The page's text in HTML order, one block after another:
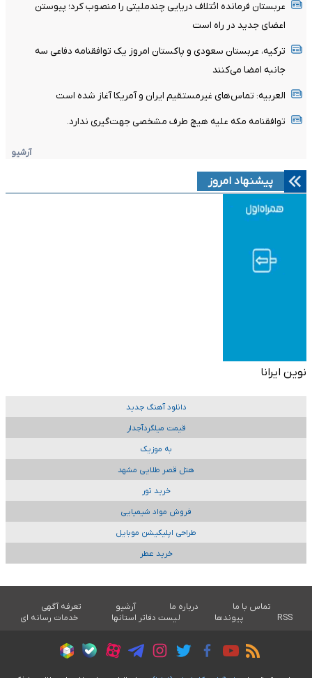
عربستان فرمانده ائتلاف دریایی چندملیتی را منصوب کرد؛ پیوستن
اعضای جدید در راه است
ترکیه، عربستان سعودی و پاکستان امروز یک توافقنامه دفاعی سه
جانبه امضا می‌کنند
العربیه: تماس‌های غیرمستقیم ایران و آمریکا آغاز شده است
توافقنامه مکه علیه هیچ طرف مشخصی جهت‌گیری ندارد.
آرشیو
پیشنهاد امروز
نوین ایرانا
دانلود آهنگ جدید
قیمت میلگردآجدار
به موزیک
هتل قصر طلایی مشهد
خرید تور
فروش مواد شیمیایی
طراحی اپلیکیشن موبایل
خرید عطر
تماس با ما درباره ما آرشیو
تعرفه آگهی
RSS
پیوندها لیست دفاتر استانها خدمات رسانه ای